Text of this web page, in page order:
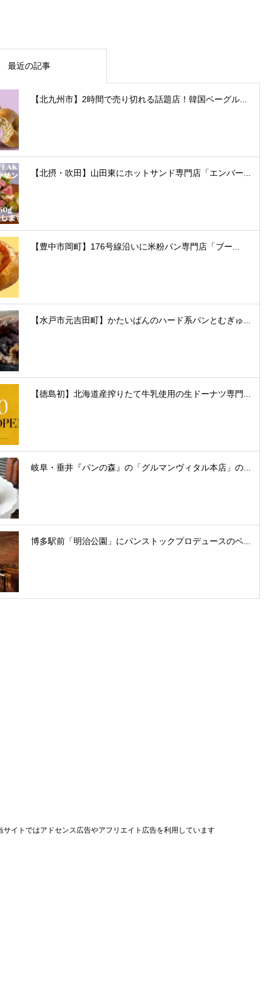
最近の記事
【北九州市】2時間で売り切れる話題店！韓国ベーグル...
【北摂・吹田】山田東にホットサンド専門店「エンバー...
【豊中市岡町】176号線沿いに米粉パン専門店「ブー...
【水戸市元吉田町】かたいぱんのハード系パンとむぎゅ...
【徳島初】北海道産搾りたて牛乳使用の生ドーナツ専門...
岐阜・垂井『パンの森』の「グルマンヴィタル本店」の...
博多駅前「明治公園」にパンストックプロデュースのベ...
サイトではアドセンス広告やアフリエイト広告を利用しています